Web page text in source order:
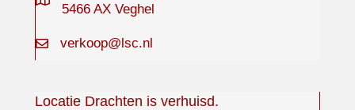
5466 AX Veghel
verkoop@lsc.nl
Locatie Drachten is verhuisd.